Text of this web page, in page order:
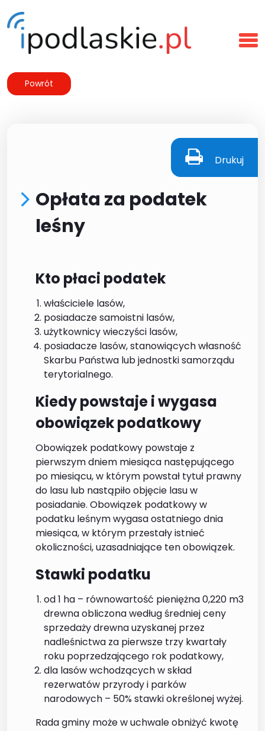
Powrót
Drukuj
Opłata za podatek
leśny
Kto płaci podatek
właściciele lasów,
posiadacze samoistni lasów,
użytkownicy wieczyści lasów,
posiadacze lasów, stanowiących własność
Skarbu Państwa lub jednostki samorządu
terytorialnego.
Kiedy powstaje i wygasa
obowiązek podatkowy
Obowiązek podatkowy powstaje z
pierwszym dniem miesiąca następującego
po miesiącu, w którym powstał tytuł prawny
do lasu lub nastąpiło objęcie lasu w
posiadanie. Obowiązek podatkowy w
podatku leśnym wygasa ostatniego dnia
miesiąca, w którym przestały istnieć
okoliczności, uzasadniające ten obowiązek.
Stawki podatku
od 1 ha – równowartość pieniężna 0,220 m3
drewna obliczona według średniej ceny
sprzedaży drewna uzyskanej przez
nadleśnictwa za pierwsze trzy kwartały
roku poprzedzającego rok podatkowy,
dla lasów wchodzących w skład
rezerwatów przyrody i parków
narodowych – 50% stawki określonej wyżej.
Rada gminy może w uchwale obniżyć kwotę